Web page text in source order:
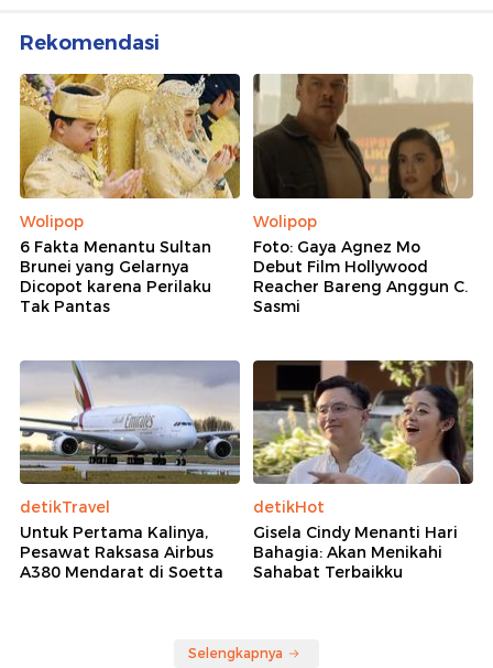
Rekomendasi
Wolipop
6 Fakta Menantu Sultan
Brunei yang Gelarnya
Dicopot karena Perilaku
Tak Pantas
Wolipop
Foto: Gaya Agnez Mo
Debut Film Hollywood
Reacher Bareng Anggun C.
Sasmi
detikTravel
Untuk Pertama Kalinya,
Pesawat Raksasa Airbus
A380 Mendarat di Soetta
detikHot
Gisela Cindy Menanti Hari
Bahagia: Akan Menikahi
Sahabat Terbaikku
Selengkapnya